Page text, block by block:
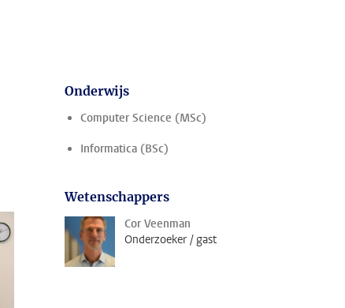
Onderwijs
Computer Science (MSc)
Informatica (BSc)
Wetenschappers
Cor Veenman
Onderzoeker / gast